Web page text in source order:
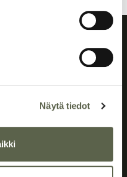
Näytä tiedot